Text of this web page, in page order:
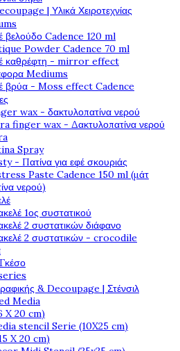
| Υλικά Χειροτεχνίας
βελούδο Cadence 120 ml
Powder Cadence 70 ml
καθρέφτη - mirror effect
Mediums
βρύα - Moss effect Cadence
wax - δακτυλοπατίνα νερού
finger wax - Δακτυλοπατίνα νερού
Spray
- Πατίνα για εφέ σκουριάς
Paste Cadence 150 ml (μάτ
νερού)
1ος συστατικού
2 συστατικών διάφανο
2 συστατικών - crocodile
& Decoupage | Στένσιλ
Media
X 20 cm)
stencil Serie (10X25 cm)
X 20 cm)